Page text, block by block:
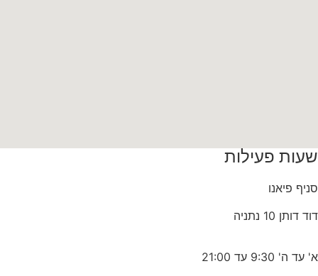
שעות פעילות
סניף פיאנו
דוד דותן 10 נתניה
א' עד ה' 9:30 עד 21:00